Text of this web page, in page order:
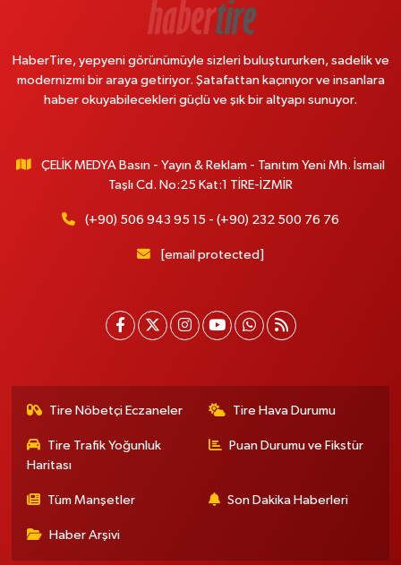
HaberTire, yepyeni görünümüyle sizleri buluştururken, sadelik ve
modernizmi bir araya getiriyor. Şatafattan kaçınıyor ve insanlara
haber okuyabilecekleri güçlü ve şık bir altyapı sunuyor.
ÇELİK MEDYA Basın - Yayın & Reklam - Tanıtım Yeni Mh. İsmail
Taşlı Cd. No:25 Kat:1 TİRE-İZMİR
(+90) 506 943 95 15 - (+90) 232 500 76 76
[email protected]
Tire Nöbetçi Eczaneler Tire Hava Durumu
Tire Trafik Yoğunluk
Haritası
Puan Durumu ve Fikstür
Tüm Manşetler Son Dakika Haberleri
Haber Arşivi